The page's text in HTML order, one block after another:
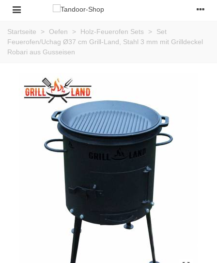
Startseite > Oefen > Holz-Feuerofen Sets >
Set
Feuerofen/Uchag Ø37 cm Grill-Land, Stahl 3 mm mit Grilldeckel
Robari aus Gusseisen